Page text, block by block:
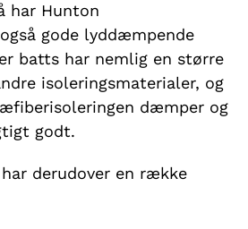
har Hunton
gode lyddæmpende
batts har nemlig en større
isoleringsmaterialer, og
dæmper og
godt.
derudover en række